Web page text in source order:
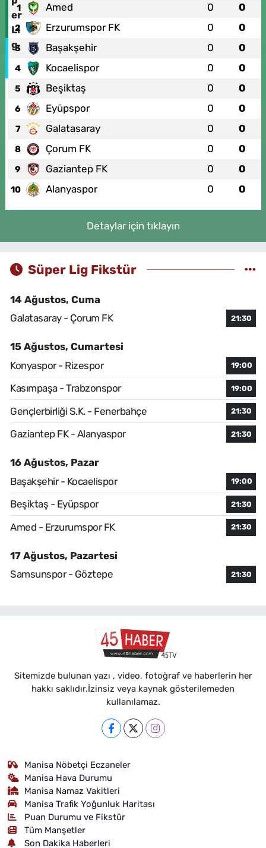
1 Amed 0 0
2 Erzurumspor FK 0 0
3 Başakşehir 0 0
4 Kocaelispor 0 0
5 Beşiktaş 0 0
6 Eyüpspor 0 0
7 Galatasaray 0 0
8 Çorum FK 0 0
9 Gaziantep FK 0 0
10 Alanyaspor 0 0
Detaylar için tıklayın
Süper Lig Fikstür
14 Ağustos, Cuma
Galatasaray - Çorum FK
21:30
15 Ağustos, Cumartesi
Konyaspor - Rizespor
19:00
Kasımpaşa - Trabzonspor 19:00
Gençlerbirliği S.K. - Fenerbahçe 21:30
Gaziantep FK - Alanyaspor 21:30
16 Ağustos, Pazar
Başakşehir - Kocaelispor
19:00
Beşiktaş - Eyüpspor 21:30
Amed - Erzurumspor FK 21:30
17 Ağustos, Pazartesi
Samsunspor - Göztepe
21:30
Sitemizde bulunan yazı , video, fotoğraf ve haberlerin her
hakkı saklıdır.İzinsiz veya kaynak gösterilemeden
kullanılamaz.
Manisa Nöbetçi Eczaneler
Manisa Hava Durumu
Manisa Namaz Vakitleri
Manisa Trafik Yoğunluk Haritası
Puan Durumu ve Fikstür
Tüm Manşetler
Son Dakika Haberleri